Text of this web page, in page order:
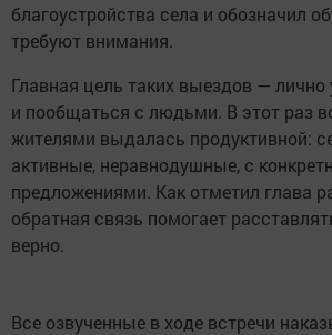
благоустройства села и обозначил
требуют внимания.
Главная цель таких выездов —
и пообщаться с людьми. В этот раз
жителями выдалась продуктивной:
активные, неравнодушные, с
предложениями. Как отметил глава
обратная связь помогает
верно.
Все озвученные в ходе встречи